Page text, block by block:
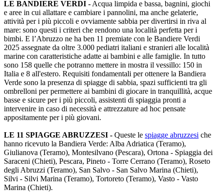
LE BANDIERE VERDI - Acqua limpida e bassa, bagnini, giochi
e aree in cui allattare e cambiare i pannolini, ma anche gelaterie,
attività per i più piccoli e ovviamente sabbia per divertirsi in riva al
mare: sono questi i criteri che rendono una località perfetta per i
bimbi. E l’Abruzzo ne ha ben 11 premiate con le Bandiere Verdi
2025 assegnate da oltre 3.000 pediatri italiani e stranieri alle località
marine con caratteristiche adatte ai bambini e alle famiglie. In tutto
sono 158 quelle che potranno mettere in mostra il vessillo: 150 in
Italia e 8 all'estero. Requisiti fondamentali per ottenere la Bandiera
Verde sono la presenza di spiagge di sabbia, spazi sufficienti tra gli
ombrelloni per permettere ai bambini di giocare in tranquillità, acque
basse e sicure per i più piccoli, assistenti di spiaggia pronti a
intervenire in caso di necessità e attrezzature ad hoc pensate
appositamente per i più giovani.
LE 11 SPIAGGE ABRUZZESI - Queste le spiagge abruzzesi che
hanno ricevuto la Bandiera Verde: Alba Adriatica (Teramo),
Giulianova (Teramo), Montesilvano (Pescara), Ortona - Spiaggia dei
Saraceni (Chieti), Pescara, Pineto - Torre Cerrano (Teramo), Roseto
degli Abruzzi (Teramo), San Salvo - San Salvo Marina (Chieti),
Silvi - Silvi Marina (Teramo), Tortoreto (Teramo), Vasto - Vasto
Marina (Chieti).